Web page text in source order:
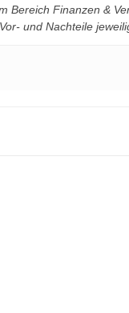
Bereich Finanzen &
und Nachteile